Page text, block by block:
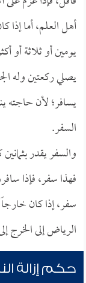
أهل العلم، أما
يومين أو ثلاثة أو
يصلي ركعتين وله
يسافر؛ لأن حاجته
السفر.
والسفر يقدر
فهذا سفر، فإذا
سفر، إذا كان
الرياض إلى الخرج
حكم إزالة